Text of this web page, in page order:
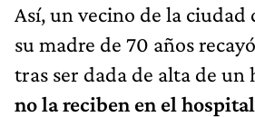
Así, un vecino de la ciudad
su madre de 70 años
tras ser dada de alta de un
no la reciben en el